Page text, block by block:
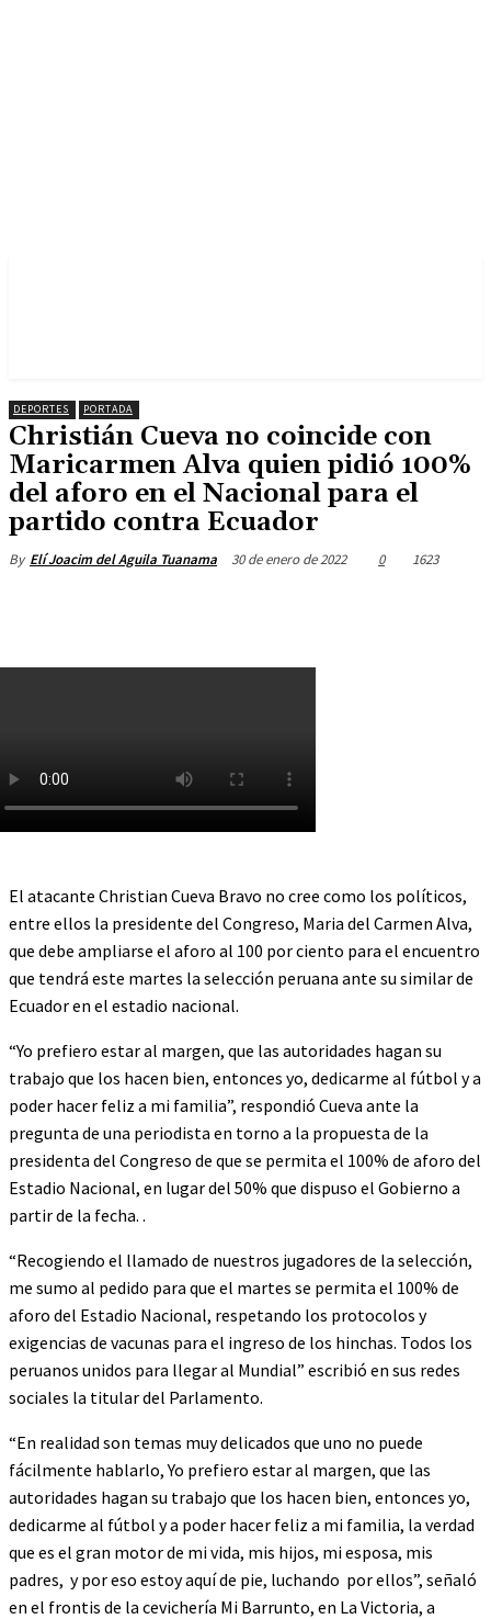
DEPORTES PORTADA
Christián Cueva no coincide con
Maricarmen Alva quien pidió 100%
del aforo en el Nacional para el
partido contra Ecuador
By Elí Joacim del Aguila Tuanama 30 de enero de 2022 0 1623
El atacante Christian Cueva Bravo no cree como los políticos,
entre ellos la presidente del Congreso, Maria del Carmen Alva,
que debe ampliarse el aforo al 100 por ciento para el encuentro
que tendrá este martes la selección peruana ante su similar de
Ecuador en el estadio nacional.
“Yo prefiero estar al margen, que las autoridades hagan su
trabajo que los hacen bien, entonces yo, dedicarme al fútbol y a
poder hacer feliz a mi familia”, respondió Cueva ante la
pregunta de una periodista en torno a la propuesta de la
presidenta del Congreso de que se permita el 100% de aforo del
Estadio Nacional, en lugar del 50% que dispuso el Gobierno a
partir de la fecha. .
“Recogiendo el llamado de nuestros jugadores de la selección,
me sumo al pedido para que el martes se permita el 100% de
aforo del Estadio Nacional, respetando los protocolos y
exigencias de vacunas para el ingreso de los hinchas. Todos los
peruanos unidos para llegar al Mundial” escribió en sus redes
sociales la titular del Parlamento.
“En realidad son temas muy delicados que uno no puede
fácilmente hablarlo, Yo prefiero estar al margen, que las
autoridades hagan su trabajo que los hacen bien, entonces yo,
dedicarme al fútbol y a poder hacer feliz a mi familia, la verdad
que es el gran motor de mi vida, mis hijos, mi esposa, mis
padres, y por eso estoy aquí de pie, luchando por ellos”, señaló
en el frontis de la cevichería Mi Barrunto, en La Victoria, a